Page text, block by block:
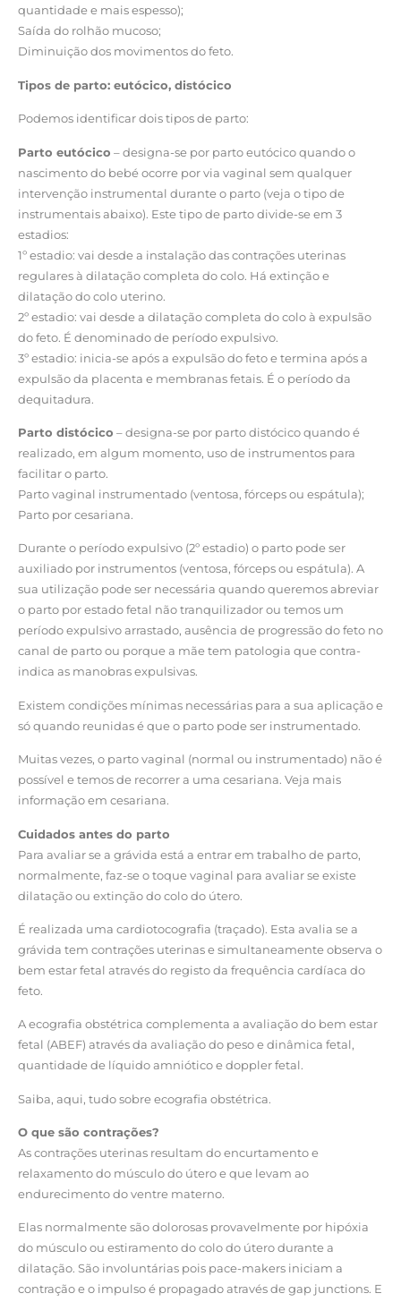
quantidade e mais espesso);
Saída do rolhão mucoso;
Diminuição dos movimentos do feto.
Tipos de parto: eutócico, distócico
Podemos identificar dois tipos de parto:
Parto eutócico – designa-se por parto eutócico quando o
nascimento do bebé ocorre por via vaginal sem qualquer
intervenção instrumental durante o parto (veja o tipo de
instrumentais abaixo). Este tipo de parto divide-se em 3
estadios:
1º estadio: vai desde a instalação das contrações uterinas
regulares à dilatação completa do colo. Há extinção e
dilatação do colo uterino.
2º estadio: vai desde a dilatação completa do colo à expulsão
do feto. É denominado de período expulsivo.
3º estadio: inicia-se após a expulsão do feto e termina após a
expulsão da placenta e membranas fetais. É o período da
dequitadura.
Parto distócico – designa-se por parto distócico quando é
realizado, em algum momento, uso de instrumentos para
facilitar o parto.
Parto vaginal instrumentado (ventosa, fórceps ou espátula);
Parto por cesariana.
Durante o período expulsivo (2º estadio) o parto pode ser
auxiliado por instrumentos (ventosa, fórceps ou espátula). A
sua utilização pode ser necessária quando queremos abreviar
o parto por estado fetal não tranquilizador ou temos um
período expulsivo arrastado, ausência de progressão do feto no
canal de parto ou porque a mãe tem patologia que contra-
indica as manobras expulsivas.
Existem condições mínimas necessárias para a sua aplicação e
só quando reunidas é que o parto pode ser instrumentado.
Muitas vezes, o parto vaginal (normal ou instrumentado) não é
possível e temos de recorrer a uma cesariana. Veja mais
informação em cesariana.
Cuidados antes do parto
Para avaliar se a grávida está a entrar em trabalho de parto,
normalmente, faz-se o toque vaginal para avaliar se existe
dilatação ou extinção do colo do útero.
É realizada uma cardiotocografia (traçado). Esta avalia se a
grávida tem contrações uterinas e simultaneamente observa o
bem estar fetal através do registo da frequência cardíaca do
feto.
A ecografia obstétrica complementa a avaliação do bem estar
fetal (ABEF) através da avaliação do peso e dinâmica fetal,
quantidade de líquido amniótico e doppler fetal.
Saiba, aqui, tudo sobre ecografia obstétrica.
O que são contrações?
As contrações uterinas resultam do encurtamento e
relaxamento do músculo do útero e que levam ao
endurecimento do ventre materno.
Elas normalmente são dolorosas provavelmente por hipóxia
do músculo ou estiramento do colo do útero durante a
dilatação. São involuntárias pois pace-makers iniciam a
contração e o impulso é propagado através de gap junctions. E